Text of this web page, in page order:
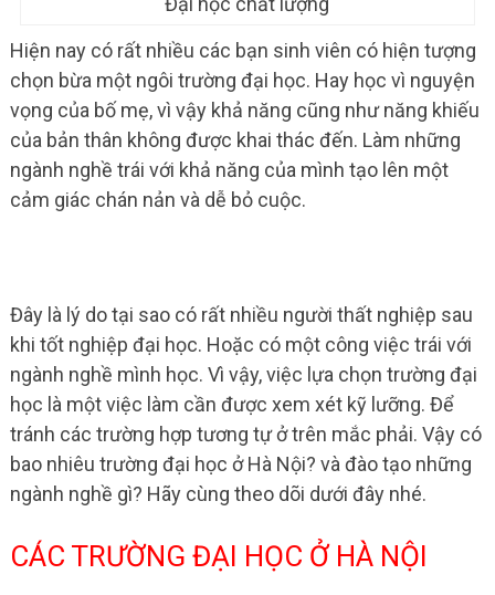
Hiện nay có rất nhiều các bạn sinh viên có hiện tượng
chọn bừa một ngôi trường đại học. Hay học vì nguyện
vọng của bố mẹ, vì vậy khả năng cũng như năng khiếu
của bản thân không được khai thác đến. Làm những
ngành nghề trái với khả năng của mình tạo lên một
cảm giác chán nản và dễ bỏ cuộc.
Đây là lý do tại sao có rất nhiều người thất nghiệp sau
khi tốt nghiệp đại học. Hoặc có một công việc trái với
ngành nghề mình học. Vì vậy, việc lựa chọn trường đại
học là một việc làm cần được xem xét kỹ lưỡng. Để
tránh các trường hợp tương tự ở trên mắc phải. Vậy có
bao nhiêu trường đại học ở Hà Nội? và đào tạo những
ngành nghề gì? Hãy cùng theo dõi dưới đây nhé.
CÁC TRƯỜNG ĐẠI HỌC Ở HÀ NỘI